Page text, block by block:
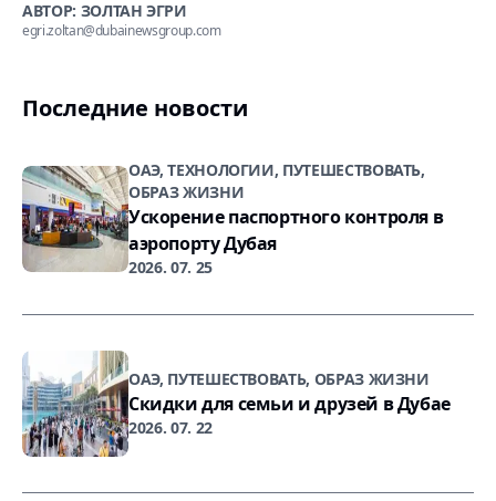
АВТОР: ЗОЛТАН ЭГРИ
egri.zoltan@dubainewsgroup.com
Последние новости
ОАЭ, ТЕХНОЛОГИИ, ПУТЕШЕСТВОВАТЬ,
ОБРАЗ ЖИЗНИ
Ускорение паспортного контроля в
аэропорту Дубая
2026. 07. 25
ОАЭ, ПУТЕШЕСТВОВАТЬ, ОБРАЗ ЖИЗНИ
Скидки для семьи и друзей в Дубае
2026. 07. 22